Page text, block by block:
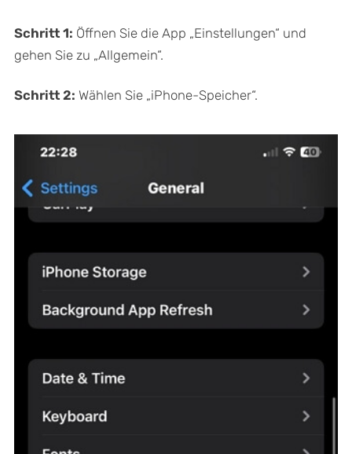
Schritt 1: Öffnen Sie die App „Einstellungen“ und
gehen Sie zu „Allgemein“.
Schritt 2: Wählen Sie „iPhone-Speicher“.